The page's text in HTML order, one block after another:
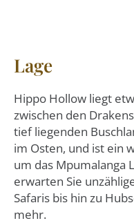
Lage
Hippo Hollow liegt
zwischen den
tief liegenden
im Osten, und ist ein
um das Mpumalanga
erwarten Sie
Safaris bis hin zu
mehr.